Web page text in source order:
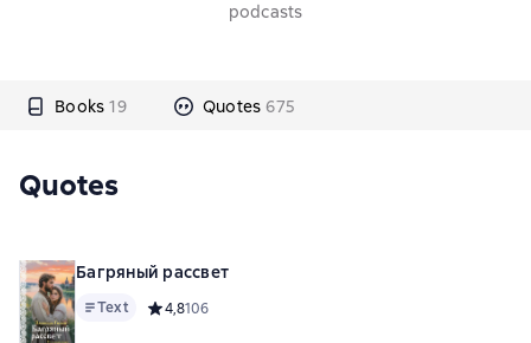
podcasts
Books 19 Quotes 675
Quotes
Багряный рассвет
Text Средний рейтинг 4,8 на основе 106 оценок
4,8106